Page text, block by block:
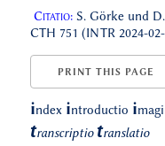
Citatio:S. Görke und
CTH 751 (INTR 2024-
PRINT THIS PAGE
index introductio i
transcriptio translatio